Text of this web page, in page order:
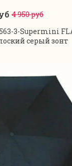
4 950 руб
3-Supermini
серый зонт